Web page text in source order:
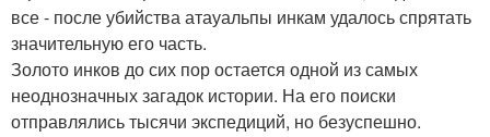
все - после убийства атауальпы инкам удалось спрятать
значительную его часть.
Золото инков до сих пор остается одной из самых
неоднозначных загадок истории. На его поиски
отправлялись тысячи экспедиций, но безуспешно.